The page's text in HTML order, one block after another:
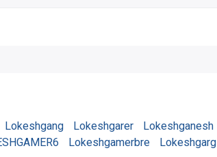
Lokeshgang Lokeshgarer Lokeshganesh
Lokeshgamerbre Lokeshgarg